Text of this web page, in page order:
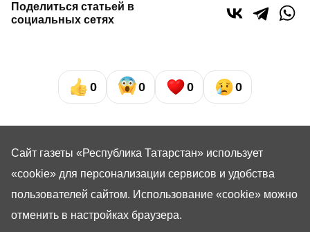
Поделиться статьей в
социальных сетях
0 0 0 0
Сайт газеты «Республика Татарстан» использует
«cookie» для персонализации сервисов и удобства
пользователей сайтом. Использование «cookie» можно
отменить в настройках браузера.